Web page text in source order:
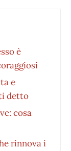
è
e
detto
cosa
rinnova i